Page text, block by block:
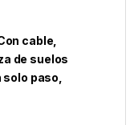
cable,
de suelos
paso,